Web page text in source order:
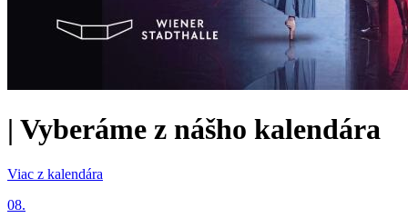
| Vyberáme z nášho kalendára
Viac z kalendára
08.